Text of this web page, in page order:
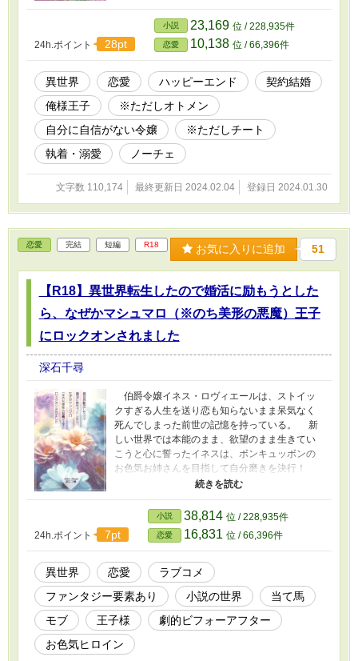
は、自由な外国暮らしを夢見て能力を隠すこと
を決意する。 ところが、ひょんなことから立
太子を間近に控えたディアルムド王子にその力
がバレて―― 「手短に言いましょう。俺の妃に
なってください」 なんと求婚される事態に発
展!! 断っても断ってもディアルムドのアタック
は止まらない。 おまけに偉そうな王子様の、
なぜか女子力高めなアプローチにバーベナのド
キドキも止まらない!? やむにやまれぬ事情か
ら条件つきで求婚を受け入れるバーベナだが、
結婚は形だけにとどまらず――!? ただの契約
妃のつもりでいた、自分に自信のないチートな
女の子 × ハナから別れるつもりなんてない、
女子力高めな俺様王子
────────────────────
24h.ポイント 28pt
小説 23,169 位 / 228,935件
恋愛 10,138 位 / 66,396件
異世界 恋愛 ハッピーエンド
契約結婚
俺様王子
※ただしオトメン
自分に自信がない令嬢
※ただしチート
執着・溺愛
ノーチェ
文字数 110,174 最終更新日 2024.02.04 登録日 2024.01.30
恋愛 完結 短編 R18 お気に入りに追加 51
【R18】異世界転生したので婚活に励もうとした
ら、なぜかマシュマロ（※のち美形の悪魔）王子
にロックオンされました
深石千尋
伯爵令嬢イネス・ロヴィエールは、ストイッ
クすぎる人生を送り恋も知らないまま呆気なく
死んでしまった前世の記憶を持っている。 新
しい世界では本能のまま、欲望のまま生きてい
こうと心に誓ったイネスは、ボンキュッボンの
お色気お姉さんを目指して自分磨きを決行！
いつか素敵な恋愛をして、結婚もしてみたい。
何よりエッチがどんな感じなのか知りたい！！
ところが前世の反動からすっかりエッチにな
ってしまったイネスをよそに、この世界は禁欲
的な世界だった。おまけに小説の世界のよう
で……？ そんな中いかにも訳ありげな王子様
と出会って……？？
──────────────────── ○ゆるふわ設定
○エッチ描写少なめ ○他サイトでも掲載中 ※ラブ
コメです。笑って読んでいただけたら嬉しいで
す ────────────────────
24h.ポイント 7pt
小説 38,814 位 / 228,935件
恋愛 16,831 位 / 66,396件
異世界 恋愛
ラブコメ
ファンタジー要素あり
小説の世界
当て馬
モブ
王子様
劇的ビフォーアフター
お色気ヒロイン